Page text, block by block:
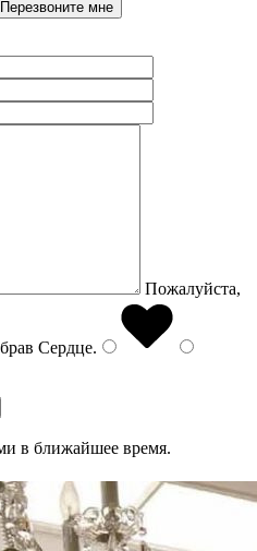
Пожалуйста,
Сердце.
в ближайшее время.